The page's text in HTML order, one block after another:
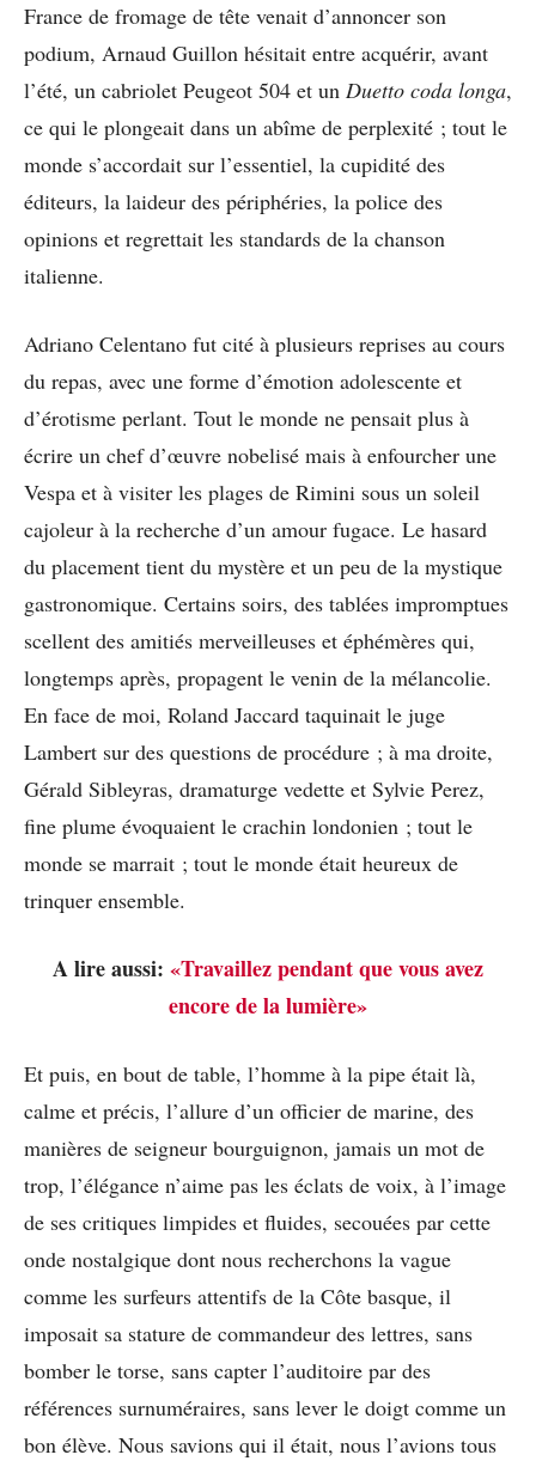
France de fromage de tête venait d’annoncer son
podium, Arnaud Guillon hésitait entre acquérir, avant
l’été, un cabriolet Peugeot 504 et un Duetto coda longa,
ce qui le plongeait dans un abîme de perplexité ; tout le
monde s’accordait sur l’essentiel, la cupidité des
éditeurs, la laideur des périphéries, la police des
opinions et regrettait les standards de la chanson
italienne.
Adriano Celentano fut cité à plusieurs reprises au cours
du repas, avec une forme d’émotion adolescente et
d’érotisme perlant. Tout le monde ne pensait plus à
écrire un chef d’œuvre nobelisé mais à enfourcher une
Vespa et à visiter les plages de Rimini sous un soleil
cajoleur à la recherche d’un amour fugace. Le hasard
du placement tient du mystère et un peu de la mystique
gastronomique. Certains soirs, des tablées impromptues
scellent des amitiés merveilleuses et éphémères qui,
longtemps après, propagent le venin de la mélancolie.
En face de moi, Roland Jaccard taquinait le juge
Lambert sur des questions de procédure ; à ma droite,
Gérald Sibleyras, dramaturge vedette et Sylvie Perez,
fine plume évoquaient le crachin londonien ; tout le
monde se marrait ; tout le monde était heureux de
trinquer ensemble.
A lire aussi: «Travaillez pendant que vous avez
encore de la lumière»
Et puis, en bout de table, l’homme à la pipe était là,
calme et précis, l’allure d’un officier de marine, des
manières de seigneur bourguignon, jamais un mot de
trop, l’élégance n’aime pas les éclats de voix, à l’image
de ses critiques limpides et fluides, secouées par cette
onde nostalgique dont nous recherchons la vague
comme les surfeurs attentifs de la Côte basque, il
imposait sa stature de commandeur des lettres, sans
bomber le torse, sans capter l’auditoire par des
références surnuméraires, sans lever le doigt comme un
bon élève. Nous savions qui il était, nous l’avions tous